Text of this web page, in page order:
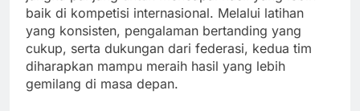
baik di kompetisi internasional. Melalui latihan
yang konsisten, pengalaman bertanding yang
cukup, serta dukungan dari federasi, kedua tim
diharapkan mampu meraih hasil yang lebih
gemilang di masa depan.